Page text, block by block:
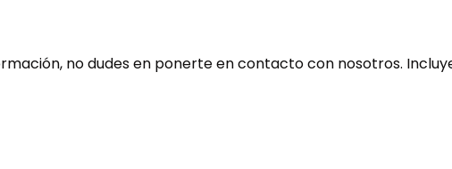
no dudes en ponerte en contacto con nosotros.